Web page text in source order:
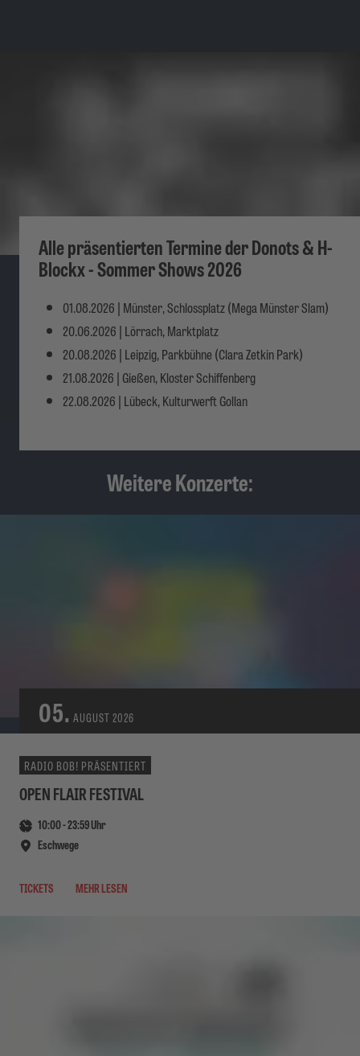
Alle präsentierten Termine der Donots & H-
Blockx - Sommer Shows 2026
01.08.2026 | Münster, Schlossplatz (Mega Münster Slam)
20.06.2026 | Lörrach, Marktplatz
20.08.2026 | Leipzig, Parkbühne (Clara Zetkin Park)
21.08.2026 | Gießen, Kloster Schiffenberg
22.08.2026 | Lübeck, Kulturwerft Gollan
Weitere Konzerte:
05. AUGUST 2026
RADIO BOB! PRÄSENTIERT
OPEN FLAIR FESTIVAL
10:00-23:59Uhr
Eschwege
TICKETS MEHR LESEN